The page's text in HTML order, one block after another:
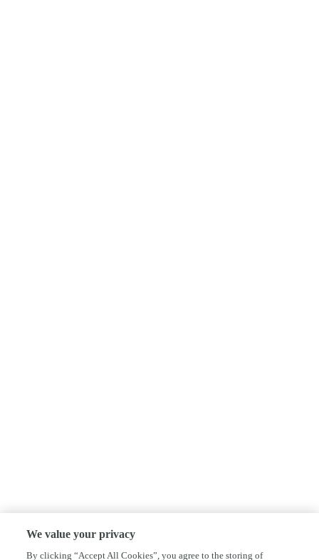
We value your privacy
By clicking “Accept All Cookies”, you agree to the storing of